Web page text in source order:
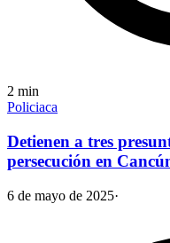
2 min
Policiaca
Detienen a tres
persecución en
6 de mayo de 2025·